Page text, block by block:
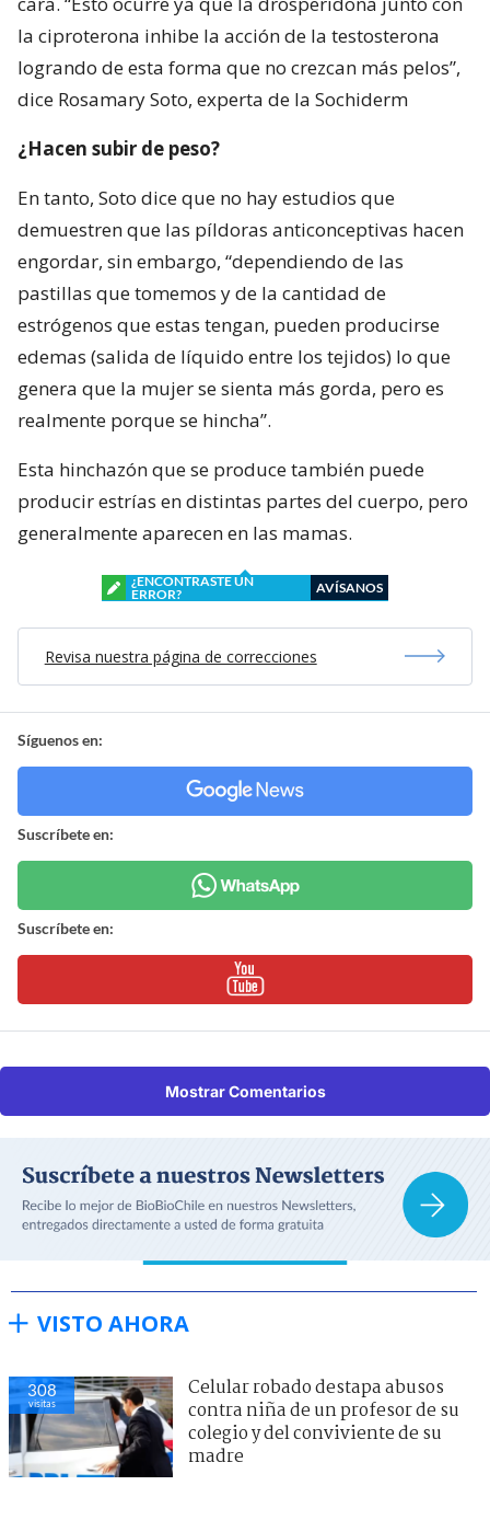
la ciproterona inhibe la acción de la testosterona
logrando de esta forma que no crezcan más pelos”,
dice Rosamary Soto, experta de la Sochiderm
¿Hacen subir de peso?
En tanto, Soto dice que no hay estudios que
demuestren que las píldoras anticonceptivas hacen
engordar, sin embargo, “dependiendo de las
pastillas que tomemos y de la cantidad de
estrógenos que estas tengan, pueden producirse
edemas (salida de líquido entre los tejidos) lo que
genera que la mujer se sienta más gorda, pero es
realmente porque se hincha”.
Esta hinchazón que se produce también puede
producir estrías en distintas partes del cuerpo, pero
generalmente aparecen en las mamas.
¿ENCONTRASTE UN
ERROR?
AVÍSANOS
Revisa nuestra página de correcciones
Síguenos en:
Suscríbete en:
Suscríbete en:
Mostrar Comentarios
VISTO AHORA
308
visitas
Celular robado destapa abusos
contra niña de un profesor de su
colegio y del conviviente de su
madre